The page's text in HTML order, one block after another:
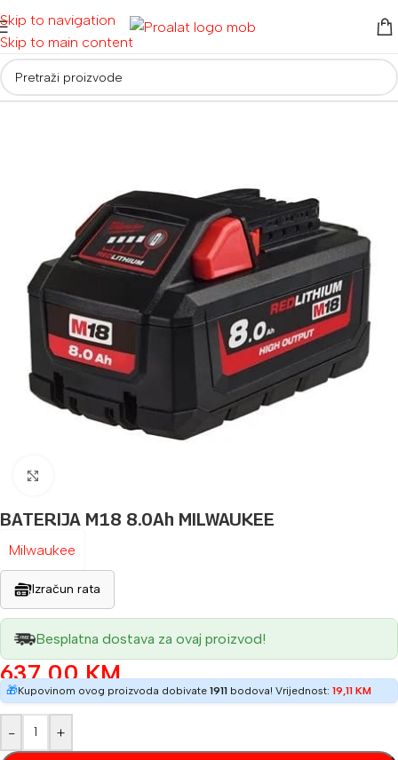
Skip to navigation
Skip to main content
Početna/ Akumulatorski alati
BATERIJA M18 8.0Ah MILWAUKEE
Milwaukee
Izračun rata
Besplatna dostava za ovaj proizvod!
637,00KM
🎁Kupovinom ovog proizvoda dobivate 1911 bodova! Vrijednost: 19,11 KM
- +